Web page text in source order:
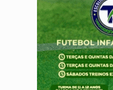
OVNIS NA LUA:
ACABOU COM
VÍDEO:Ladrão é
BOLSAS DE